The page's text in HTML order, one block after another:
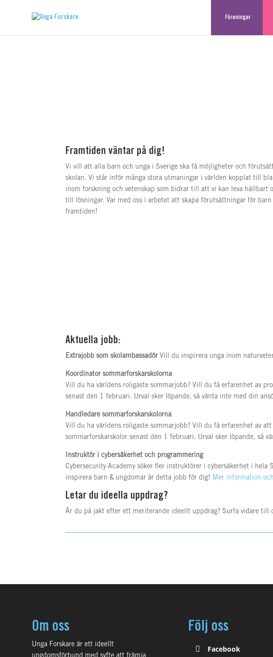
Föreningar
Framtiden väntar på dig!
Vi vill att alla barn och unga i Sverige ska få möjligheter och
skolan. Vi står inför många stora utmaningar i världen kopplat till
inom forskning och vetenskap som bidrar till att vi kan leva hållbart
till lösningar. Var med oss i arbetet att skapa förutsättningar för
framtiden!
Aktuella jobb:
Extrajobb som skolambassadör Vill du inspirera unga inom
Koordinator sommarforskarskolorna
Vill du ha världens roligaste sommarjobb? Vill du få erfarenhet av
senast den 1 februari. Urval sker löpande, så vänta inte med din
Handledare sommarforskarskolorna
Vill du ha världens roligaste sommarjobb? Vill du få erfarenhet av
sommarforskarskolor senast den 1 februari. Urval sker löpande, så
Instruktör i cybersäkerhet och programmering
Cybersecurity Academy söker fler instruktörer i cybersäkerhet i
inspirera barn & ungdomar är detta jobb för dig! Mer information
Letar du ideella uppdrag?
Är du på jakt efter ett meriterande ideellt uppdrag? Surfa vidare till
Om oss
Unga Forskare är ett ideellt
Följ oss
Facebook